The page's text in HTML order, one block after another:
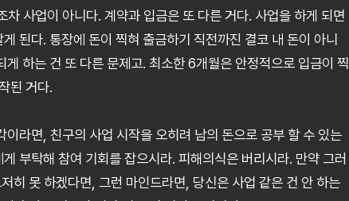
사업이 아니다. 계약과 입금은 또 다른 거다. 사업을 하게 되면
된다. 통장에 돈이 찍혀 출금하기 직전까진 결코 내 돈이 아니
하는 건 또 다른 문제고. 최소한 6개월은 안정적으로 입금이 찍
된 거다.
라면, 친구의 사업 시작을 오히려 남의 돈으로 공부 할 수 있는
부탁해 참여 기회를 잡으시라. 피해의식은 버리시라. 만약 그러
히 못 하겠다면, 그런 마인드라면, 당신은 사업 같은 건 안 하는